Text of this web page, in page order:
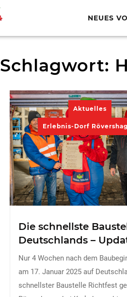
NEUES
Schlagwort:
Aktuelles
Erlebnis-Dorf
Die schnellste
Deutschlands –
Nur 4 Wochen nach dem
am 17. Januar 2025 auf
schnellster Baustelle Richtfest